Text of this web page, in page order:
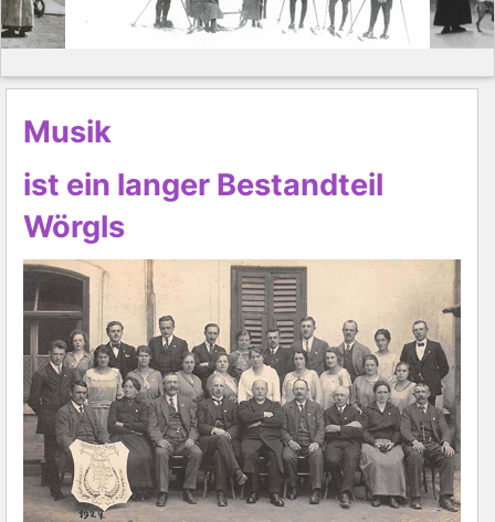
Musik
ist ein langer Bestandteil
Wörgls